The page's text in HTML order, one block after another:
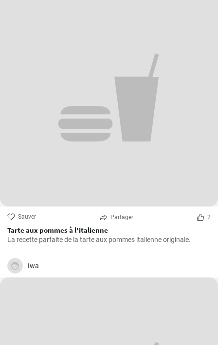
Sauver Partager 2
Tarte aux pommes à l'italienne
La recette parfaite de la tarte aux pommes italienne originale.
Iwa